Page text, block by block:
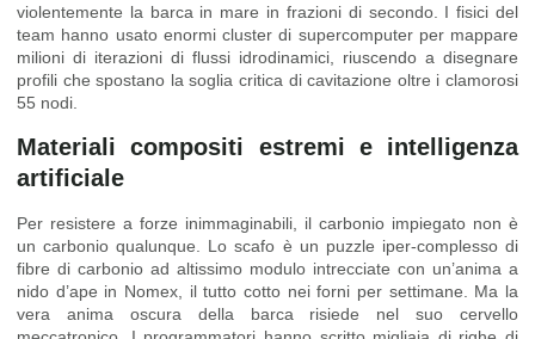
violentemente la barca in mare in frazioni di secondo. I fisici del
team hanno usato enormi cluster di supercomputer per mappare
milioni di iterazioni di flussi idrodinamici, riuscendo a disegnare
profili che spostano la soglia critica di cavitazione oltre i clamorosi
55 nodi.
Materiali compositi estremi e intelligenza
artificiale
Per resistere a forze inimmaginabili, il carbonio impiegato non è
un carbonio qualunque. Lo scafo è un puzzle iper-complesso di
fibre di carbonio ad altissimo modulo intrecciate con un’anima a
nido d’ape in Nomex, il tutto cotto nei forni per settimane. Ma la
vera anima oscura della barca risiede nel suo cervello